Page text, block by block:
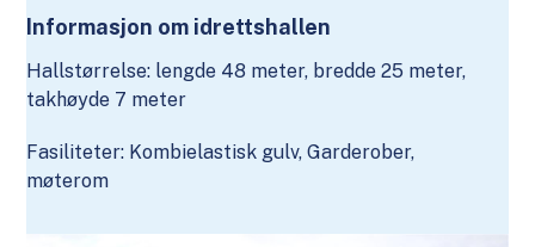
Informasjon om idrettshallen
Hallstørrelse: lengde 48 meter, bredde 25 meter,
takhøyde 7 meter
Fasiliteter: Kombielastisk gulv, Garderober,
møterom